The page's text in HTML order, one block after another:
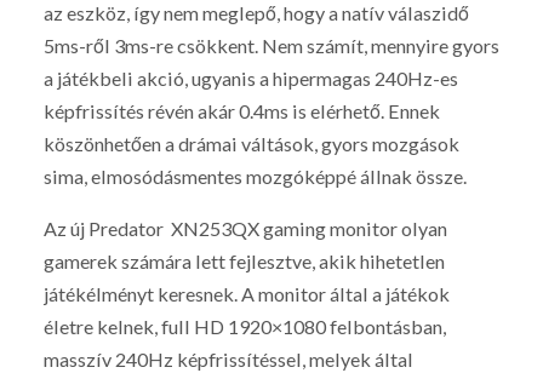
az eszköz, így nem meglepő, hogy a natív válaszidő
5ms-ről 3ms-re csökkent. Nem számít, mennyire gyors
a játékbeli akció, ugyanis a hipermagas 240Hz-es
képfrissítés révén akár 0.4ms is elérhető. Ennek
köszönhetően a drámai váltások, gyors mozgások
sima, elmosódásmentes mozgóképpé állnak össze.
Az új Predator XN253QX gaming monitor olyan
gamerek számára lett fejlesztve, akik hihetetlen
játékélményt keresnek. A monitor által a játékok
életre kelnek, full HD 1920×1080 felbontásban,
masszív 240Hz képfrissítéssel, melyek által